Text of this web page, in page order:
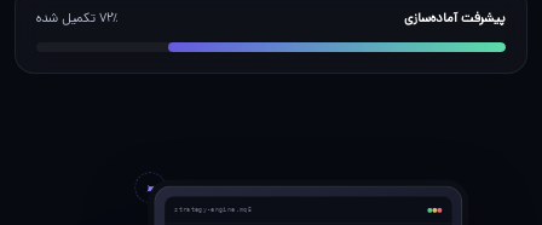
پیشرفت آماده‌سازی ۷۲٪ تکمیل شده
strategy-engine.mq5